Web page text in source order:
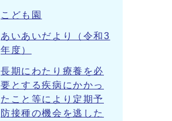
こども園
あいあいだより（令和3
年度）
長期にわたり療養を必
要とする疾病にかかっ
たこと等により定期予
防接種の機会を逃した